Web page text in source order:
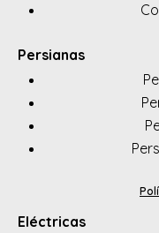
Persianas
Eléctricas